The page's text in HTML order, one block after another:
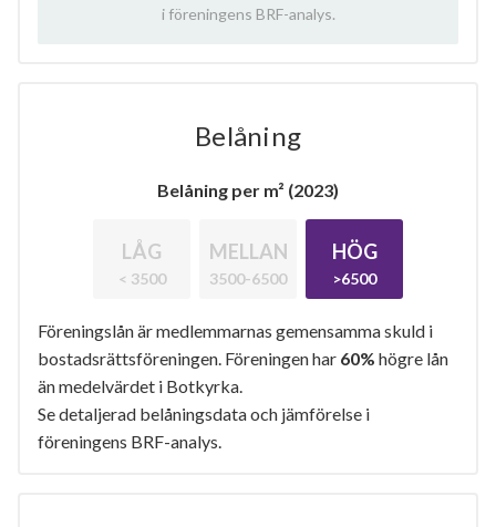
i föreningens BRF-analys.
Belåning
Belåning per m² (2023)
LÅG
< 3500
MELLAN
3500-6500
HÖG
>6500
Föreningslån är medlemmarnas gemensamma skuld i
bostadsrättsföreningen. Föreningen har 60% högre lån
än medelvärdet i Botkyrka.
Se detaljerad belåningsdata och jämförelse i
föreningens BRF-analys.